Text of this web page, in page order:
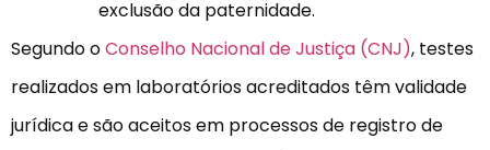
exclusão da paternidade.
Segundo oConselho Nacional de Justiça (CNJ), testes
realizados em laboratórios acreditados têm validade
jurídica e são aceitos em processos de registro de